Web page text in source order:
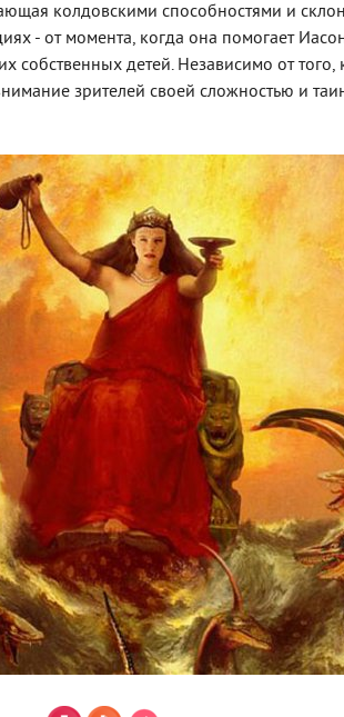
колдовскими способностями и
- от момента, когда она помогает
собственных детей. Независимо от
зрителей своей сложностью и